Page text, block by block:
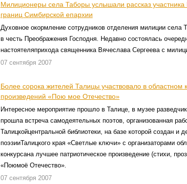
Милиционеры села Таборы услышали рассказ участника
границ Симбирской епархии
Духовное окормление сотрудников отделения милиции села
в честь Преображения Господня. Недавно состоялась
настоятеляприхода священника Вячеслава Сергеева с
07 сентября 2007
Более сорока жителей Талицы участвовало в областном
произведений «Пою мое Отечество»
Интересное мероприятие прошло в Талице, в музее
прошла встреча самодеятельных поэтов, организованная
Талицкойцентральной библиотеки, на базе которой создан и
поэзииТалицкого края «Светлые ключи» с организаторами
конкурсана лучшее патриотическое произведение (стихи,
«Поюмоё Отечество».
07 сентября 2007